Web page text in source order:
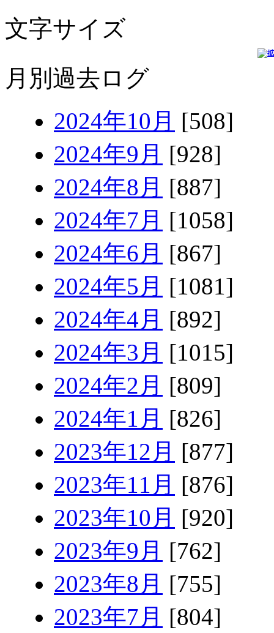
文字サイズ
月別過去ログ
2024年10月 [508]
2024年9月 [928]
2024年8月 [887]
2024年7月 [1058]
2024年6月 [867]
2024年5月 [1081]
2024年4月 [892]
2024年3月 [1015]
2024年2月 [809]
2024年1月 [826]
2023年12月 [877]
2023年11月 [876]
2023年10月 [920]
2023年9月 [762]
2023年8月 [755]
2023年7月 [804]